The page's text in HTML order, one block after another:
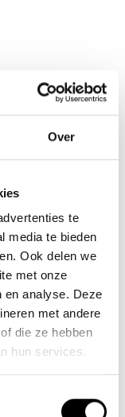
Over
te
media te bieden
Ook delen we
met onze
en analyse. Deze
met andere
die ze hebben
hun services.
Nederland